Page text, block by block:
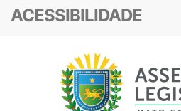
ACESSIBILIDADE